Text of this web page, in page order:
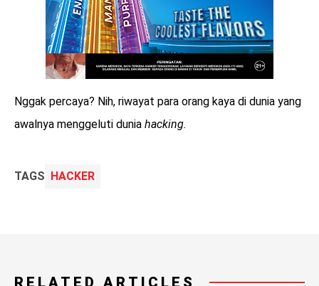
Nggak percaya? Nih, riwayat para orang kaya di dunia yang
awalnya menggeluti dunia hacking.
TAGS HACKER